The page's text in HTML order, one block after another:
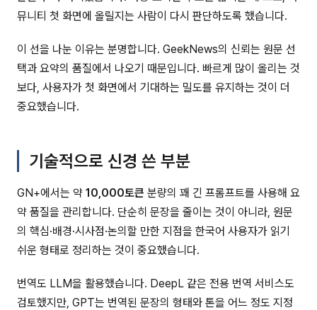
뮤니티 첫 화면에 올릴지는 사람이 다시 판단하도록 했습니다.
이 선을 나눈 이유는 분명합니다. GeekNews의 신뢰는 원문 선
택과 요약의 품질에서 나오기 때문입니다. 빠르게 많이 올리는 것
보다, 사용자가 첫 화면에서 기대하는 밀도를 유지하는 것이 더
중요했습니다.
기술적으로 신경 쓴 부분
GN+에서는 약 10,000토큰 분량의 꽤 긴 프롬프트를 사용해 요
약 품질을 관리합니다. 단순히 문장을 줄이는 것이 아니라, 원문
의 핵심·배경·시사점·논의할 만한 지점을 한국어 사용자가 읽기
쉬운 형태로 정리하는 것이 중요했습니다.
번역도 LLM을 활용했습니다. DeepL 같은 전용 번역 서비스도
검토했지만, GPT는 번역된 문장의 형태와 톤을 어느 정도 지정